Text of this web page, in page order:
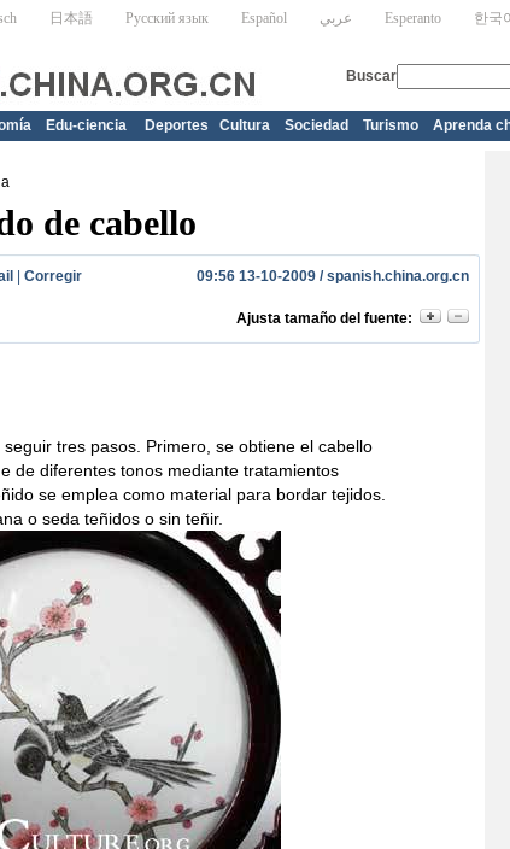
Edu-ciencia Deportes Cultura Sociedad Turismo Aprenda
de cabello
Corregir 09:56 13-10-2009 /spanish.china.org.cn
Ajusta tamaño del fuente:
tres pasos. Primero, se obtiene el cabello
de diferentes tonos mediante tratamientos
se emplea como material para bordar tejidos.
o seda teñidos o sin teñir.